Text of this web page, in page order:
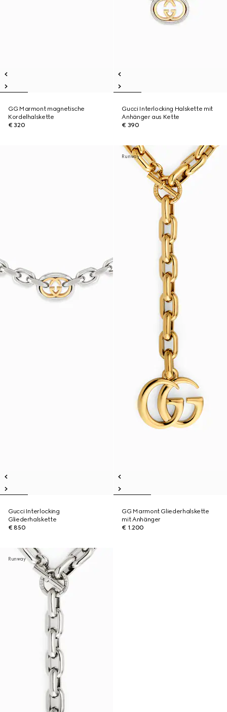
GG Marmont magnetische
Kordelhalskette
€ 320
Gucci Interlocking Halskette mit
Anhänger aus Kette
€ 390
Gucci Interlocking
Gliederhalskette
€ 850
Runway
GG Marmont Gliederhalskette
mit Anhänger
€ 1.200
Runway